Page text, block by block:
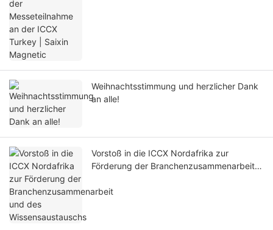
Weihnachtsstimmung und herzlicher Dank
an alle!
Vorstoß in die ICCX Nordafrika zur
Förderung der Branchenzusammenarbeit